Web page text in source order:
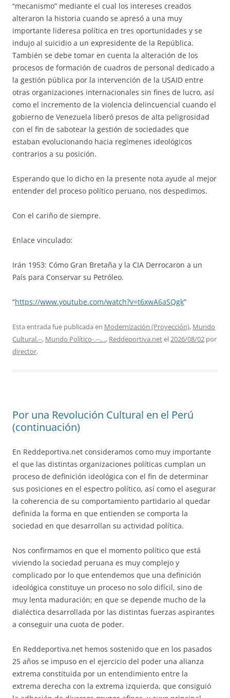
“mecanismo” mediante el cual los intereses creados
alteraron la historia cuando se apresó a una muy
importante lideresa política en tres oportunidades y se
indujo al suicidio a un expresidente de la República.
También se debe tomar en cuenta la alteración de los
procesos de formación de cuadros de personal dedicado a
la gestión pública por la intervención de la USAID entre
otras organizaciones internacionales sin fines de lucro, así
como el incremento de la violencia delincuencial cuando el
gobierno de Venezuela liberó presos de alta peligrosidad
con el fin de sabotear la gestión de sociedades que
estaban evolucionando hacia regímenes ideológicos
contrarios a su posición.
Esperando que lo dicho en la presente nota ayude al mejor
entender del proceso político peruano, nos despedimos.
Con el cariño de siempre.
Enlace vinculado:
Irán 1953: Cómo Gran Bretaña y la CIA Derrocaron a un
País para Conservar su Petróleo.
“https://www.youtube.com/watch?v=t6xwA6aSQgk”
Esta entrada fue publicada en Modernización (Proyección), Mundo
Cultural.--, Mundo Político-.--.. ., Reddeportiva.netel2026/08/02 por
director.
Por una Revolución Cultural en el Perú
(continuación)
En Reddeportiva.net consideramos como muy importante
el que las distintas organizaciones políticas cumplan un
proceso de definición ideológica con el fin de determinar
sus posiciones en el espectro político, así como el asegurar
la coherencia de su comportamiento partidario al quedar
definida la forma en que entienden se comporta la
sociedad en que desarrollan su actividad política.
Nos confirmamos en que el momento político que está
viviendo la sociedad peruana es muy complejo y
complicado por lo que entendemos que una definición
ideológica constituye un proceso no solo difícil, sino de
muy lenta maduración; en que se depende mucho de la
dialéctica desarrollada por las distintas fuerzas aspirantes
a conseguir una cuota de poder.
En Reddeportiva.net hemos sostenido que en los pasados
25 años se impuso en el ejercicio del poder una alianza
extrema constituida por un entendimiento entre la
extrema derecha con la extrema izquierda, que consiguió